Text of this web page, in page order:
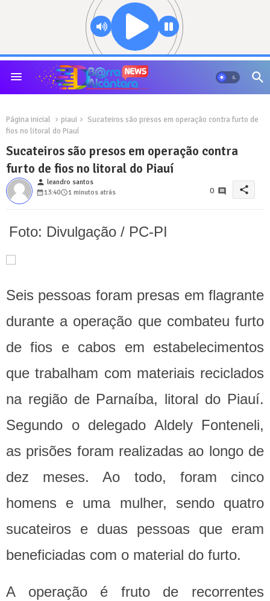
Página inicial piaui
Sucateiros são presos em operação contra furto de
fios no litoral do Piauí
Sucateiros são presos em operação contra
furto de fios no litoral do Piauí
person leandro santos
13:40
1 minutos atrás 0 share
Foto: Divulgação / PC-PI
Seis pessoas foram presas em flagrante
durante a operação que combateu furto
de fios e cabos em estabelecimentos
que trabalham com materiais reciclados
na região de Parnaíba, litoral do Piauí.
Segundo o delegado Aldely Fonteneli,
as prisões foram realizadas ao longo de
dez meses. Ao todo, foram cinco
homens e uma mulher, sendo quatro
sucateiros e duas pessoas que eram
beneficiadas com o material do furto.
A operação é fruto de recorrentes